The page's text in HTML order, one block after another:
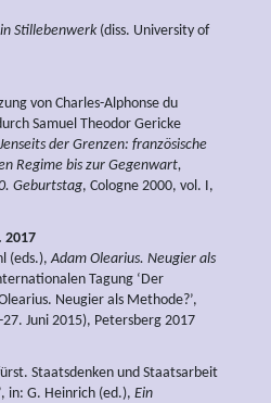
Stillebenwerk(diss. University of
von Charles-Alphonse du
Samuel Theodor Gericke
Jenseits der Grenzen: französische
Regime bis zur Gegenwart,
Geburtstag, Cologne 2000, vol. I,
2017
(eds.),Adam Olearius. Neugier als
Tagung ‘Der
Neugier als Methode?’,
Juni 2015), Petersberg 2017
Staatsdenken und Staatsarbeit
in: G. Heinrich (ed.), Ein